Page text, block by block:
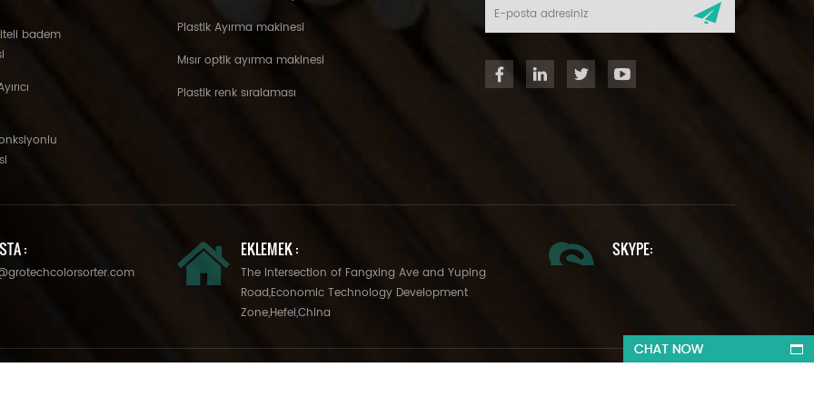
badem
Plastik Ayırma makinesi
Mısır optik ayırma makinesi
Plastik renk sıralaması
: EKLEMEK :
The Intersection of Fangxing Ave and Yuping
Road,Economic Technology Development
Zone,Hefei,China
SKYPE: